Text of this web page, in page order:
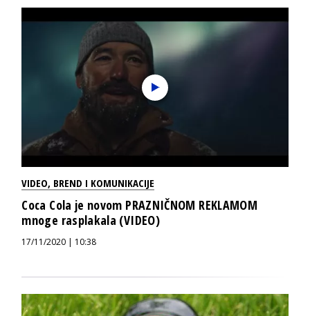
VIDEO, BREND I KOMUNIKACIJE
Coca Cola je novom PRAZNIČNOM REKLAMOM
mnoge rasplakala (VIDEO)
17/11/2020 | 10:38